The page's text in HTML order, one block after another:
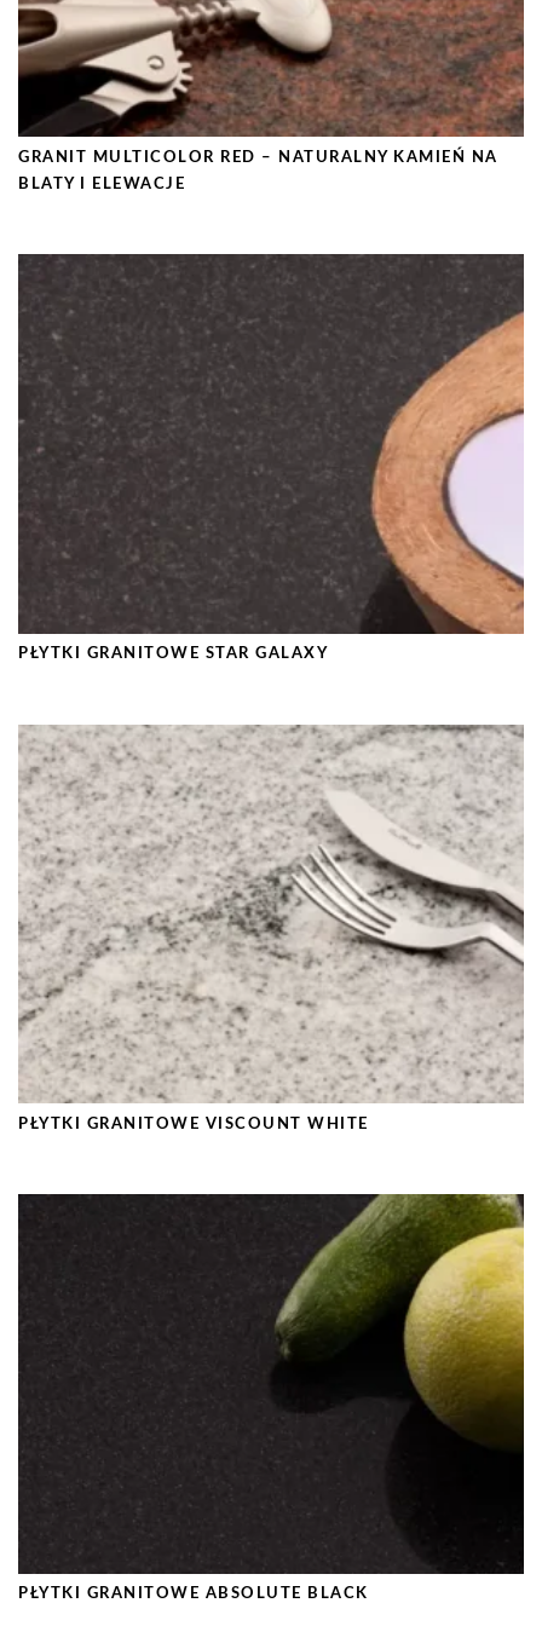
GRANIT MULTICOLOR RED – NATURALNY KAMIEŃ NA
BLATY I ELEWACJE
PŁYTKI GRANITOWE STAR GALAXY
PŁYTKI GRANITOWE VISCOUNT WHITE
PŁYTKI GRANITOWE ABSOLUTE BLACK